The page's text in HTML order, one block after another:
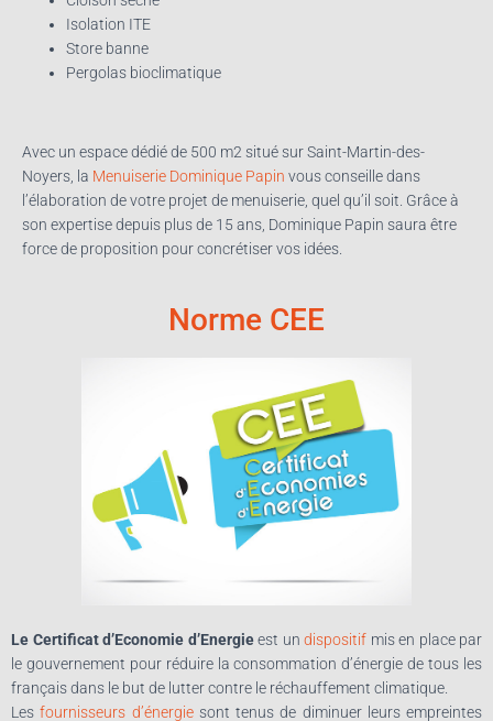
Isolation ITE
Store banne
Pergolas bioclimatique
Avec un espace dédié de 500 m2 situé sur Saint-Martin-des-
Noyers, la Menuiserie Dominique Papin vous conseille dans
l’élaboration de votre projet de menuiserie, quel qu’il soit. Grâce à
son expertise depuis plus de 15 ans, Dominique Papin saura être
force de proposition pour concrétiser vos idées.
Norme CEE
Le Certificat d’Economie d’Energieest un dispositif mis en place par
le gouvernement pour réduire la consommation d’énergie de tous les
français dans le but de lutter contre le réchauffement climatique.
Lesfournisseurs d’énergiesont tenus de diminuer leurs empreintes